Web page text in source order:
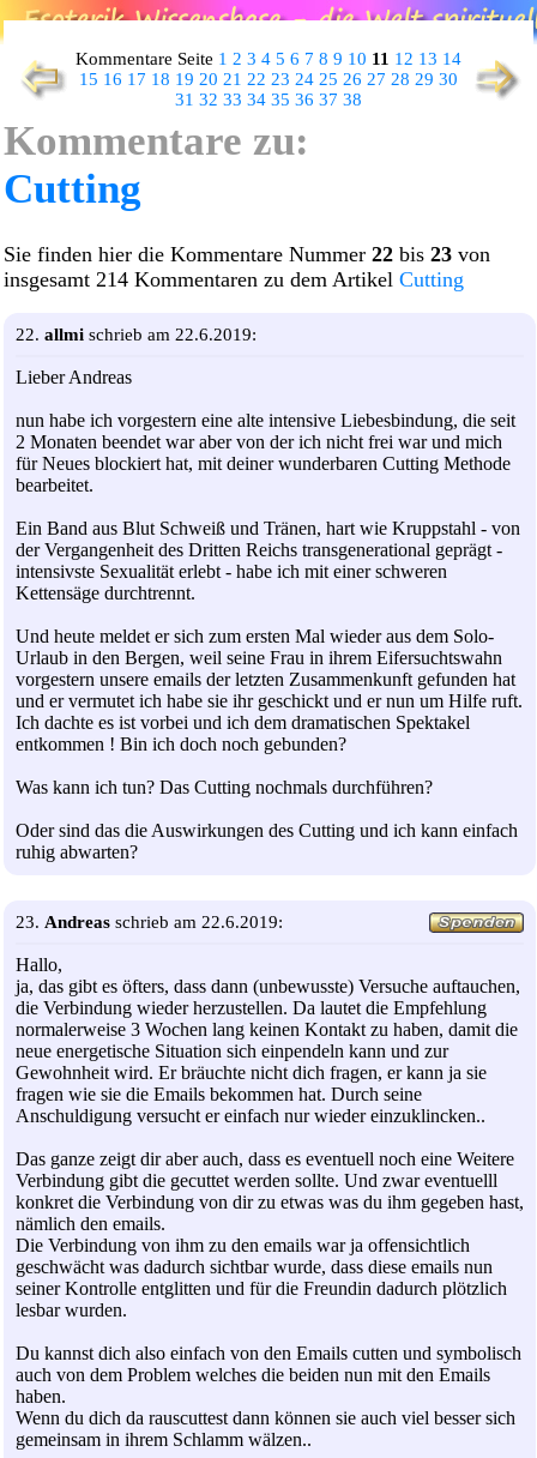
Kommentare Seite 1 2 3 4 5 6 7 8 9 10 11 12 13 14
15 16 17 18 19 20 21 22 23 24 25 26 27 28 29 30
31 32 33 34 35 36 37 38
Kommentare zu:
Cutting
Sie finden hier die Kommentare Nummer 22 bis 23 von
insgesamt 214 Kommentaren zu dem Artikel Cutting
22. allmi schrieb am 22.6.2019:
Lieber Andreas
nun habe ich vorgestern eine alte intensive Liebesbindung, die seit
2 Monaten beendet war aber von der ich nicht frei war und mich
für Neues blockiert hat, mit deiner wunderbaren Cutting Methode
bearbeitet.
Ein Band aus Blut Schweiß und Tränen, hart wie Kruppstahl - von
der Vergangenheit des Dritten Reichs transgenerational geprägt -
intensivste Sexualität erlebt - habe ich mit einer schweren
Kettensäge durchtrennt.
Und heute meldet er sich zum ersten Mal wieder aus dem Solo-
Urlaub in den Bergen, weil seine Frau in ihrem Eifersuchtswahn
vorgestern unsere emails der letzten Zusammenkunft gefunden hat
und er vermutet ich habe sie ihr geschickt und er nun um Hilfe ruft.
Ich dachte es ist vorbei und ich dem dramatischen Spektakel
entkommen ! Bin ich doch noch gebunden?
Was kann ich tun? Das Cutting nochmals durchführen?
Oder sind das die Auswirkungen des Cutting und ich kann einfach
ruhig abwarten?
23. Andreas schrieb am 22.6.2019:
Hallo,
ja, das gibt es öfters, dass dann (unbewusste) Versuche auftauchen,
die Verbindung wieder herzustellen. Da lautet die Empfehlung
normalerweise 3 Wochen lang keinen Kontakt zu haben, damit die
neue energetische Situation sich einpendeln kann und zur
Gewohnheit wird. Er bräuchte nicht dich fragen, er kann ja sie
fragen wie sie die Emails bekommen hat. Durch seine
Anschuldigung versucht er einfach nur wieder einzuklincken..
Das ganze zeigt dir aber auch, dass es eventuell noch eine Weitere
Verbindung gibt die gecuttet werden sollte. Und zwar eventuelll
konkret die Verbindung von dir zu etwas was du ihm gegeben hast,
nämlich den emails.
Die Verbindung von ihm zu den emails war ja offensichtlich
geschwächt was dadurch sichtbar wurde, dass diese emails nun
seiner Kontrolle entglitten und für die Freundin dadurch plötzlich
lesbar wurden.
Du kannst dich also einfach von den Emails cutten und symbolisch
auch von dem Problem welches die beiden nun mit den Emails
haben.
Wenn du dich da rauscuttest dann können sie auch viel besser sich
gemeinsam in ihrem Schlamm wälzen..